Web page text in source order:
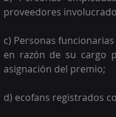
proveedores
c) Personas
en razón de su cargo
asignación del premio;
d) ecofans registrados